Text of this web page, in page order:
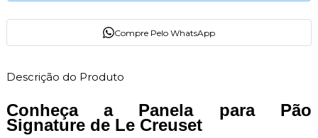
Compre Pelo WhatsApp
Descrição do Produto
Conheça a Panela para Pão
Signature de Le Creuset